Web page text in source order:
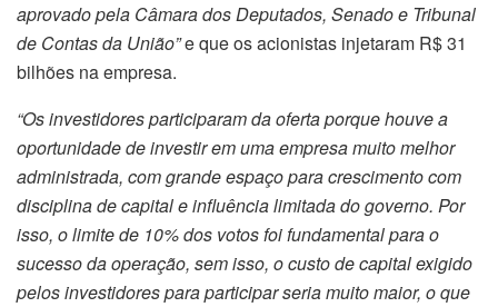
aprovado pela Câmara dos Deputados, Senado e Tribunal
de Contas da União”e que os acionistas injetaram R$ 31
bilhões na empresa.
“Os investidores participaram da oferta porque houve a
oportunidade de investir em uma empresa muito melhor
administrada, com grande espaço para crescimento com
disciplina de capital e influência limitada do governo. Por
isso, o limite de 10% dos votos foi fundamental para o
sucesso da operação, sem isso, o custo de capital exigido
pelos investidores para participar seria muito maior, o que